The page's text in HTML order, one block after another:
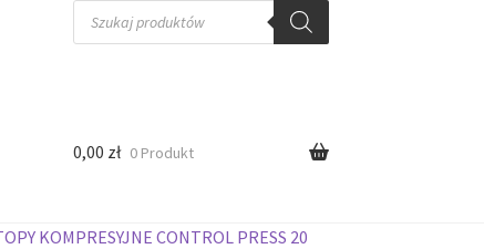
Wyszukiwarka
produktów
0,00 zł 0 Produkt
KOMPRESYJNE CONTROL PRESS 20